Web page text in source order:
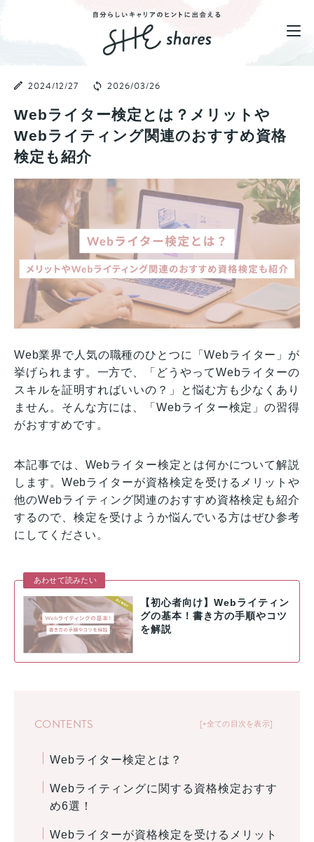
2024/12/27 2026/03/26
Webライター検定とは？メリットや
Webライティング関連のおすすめ資格
検定も紹介
Web業界で人気の職種のひとつに「Webライター」が
挙げられます。一方で、「どうやってWebライターの
スキルを証明すればいいの？」と悩む方も少なくあり
ません。そんな方には、「Webライター検定」の習得
がおすすめです。
本記事では、Webライター検定とは何かについて解説
します。Webライターが資格検定を受けるメリットや
他のWebライティング関連のおすすめ資格検定も紹介
するので、検定を受けようか悩んでいる方はぜひ参考
にしてください。
あわせて読みたい
【初心者向け】Webライティン
グの基本！書き方の手順やコツ
を解説
+全ての目次を表示
CONTENTS
Webライター検定とは？
Webライティングに関する資格検定おすす
め6選！
Webライターが資格検定を受けるメリット